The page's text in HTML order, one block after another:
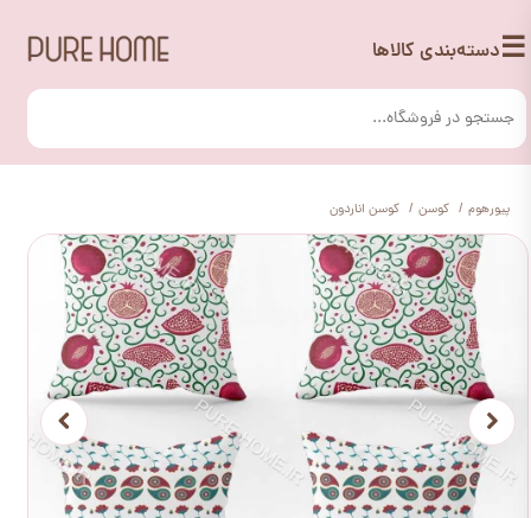
☰دسته‌بندی کالاها
پیورهوم کوسن کوسن اناردون